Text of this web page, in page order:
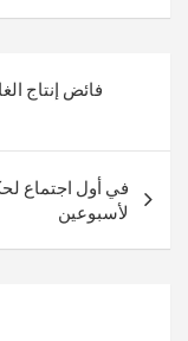
فائض إنتاج
في أول اجتماع
لأسبوعين